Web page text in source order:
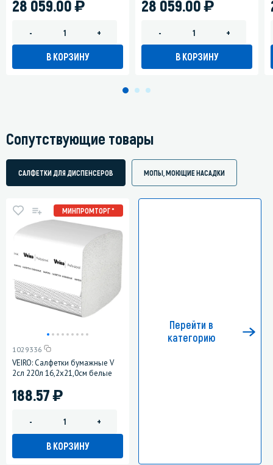
28 059.00)
- +
В КОРЗИНУ
28 059.00)
- +
В КОРЗИНУ
Сопутствующие товары
САЛФЕТКИ ДЛЯ ДИСПЕНСЕРОВ МОПЫ, МОЮЩИЕ НАСАДКИ
МИНПРОМТОРГ *
1029336
VEIRO: Салфетки бумажные V
2сл 220л 16,2х21,0см белые
188.57)
- +
В КОРЗИНУ
Перейти в
категорию